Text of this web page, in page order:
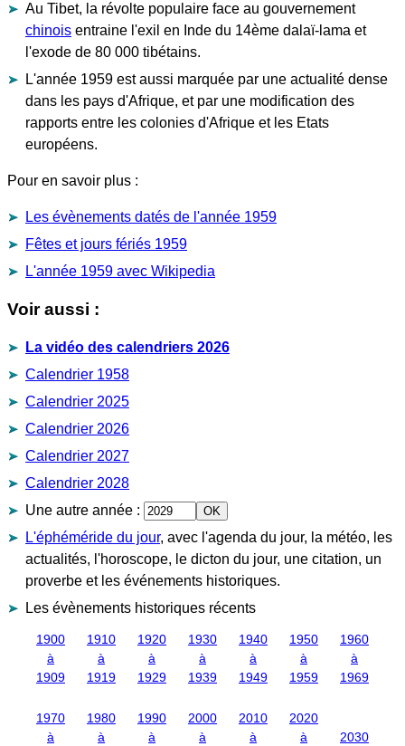
Au Tibet, la révolte populaire face au gouvernement
chinois entraine l'exil en Inde du 14ème dalaï-lama et
l'exode de 80 000 tibétains.
L'année 1959 est aussi marquée par une actualité dense
dans les pays d'Afrique, et par une modification des
rapports entre les colonies d'Afrique et les Etats
européens.
Pour en savoir plus :
Les évènements datés de l'année 1959
Fêtes et jours fériés 1959
L'année 1959 avec Wikipedia
Voir aussi :
La vidéo des calendriers 2026
Calendrier 1958
Calendrier 2025
Calendrier 2026
Calendrier 2027
Calendrier 2028
Une autre année :
L'éphéméride du jour, avec l'agenda du jour, la météo, les
actualités, l'horoscope, le dicton du jour, une citation, un
proverbe et les événements historiques.
Les évènements historiques récents
1900
à
1909
1910
à
1919
1920
à
1929
1930
à
1939
1940
à
1949
1950
à
1959
1960
à
1969
1970
à
1980
à
1990
à
2000
à
2010
à
2020
à
2030